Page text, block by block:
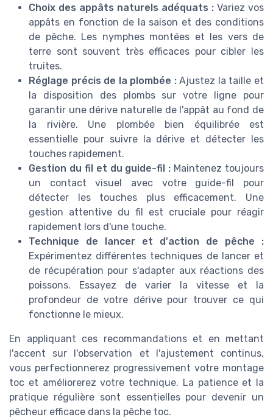
Choix des appâts naturels adéquats : Variez vos
appâts en fonction de la saison et des conditions
de pêche. Les nymphes montées et les vers de
terre sont souvent très efficaces pour cibler les
truites.
Réglage précis de la plombée :Ajustez la taille et
la disposition des plombs sur votre ligne pour
garantir une dérive naturelle de l'appât au fond de
la rivière. Une plombée bien équilibrée est
essentielle pour suivre la dérive et détecter les
touches rapidement.
Gestion du fil et du guide-fil : Maintenez toujours
un contact visuel avec votre guide-fil pour
détecter les touches plus efficacement. Une
gestion attentive du fil est cruciale pour réagir
rapidement lors d'une touche.
Technique de lancer et d'action de pêche :
Expérimentez différentes techniques de lancer et
de récupération pour s'adapter aux réactions des
poissons. Essayez de varier la vitesse et la
profondeur de votre dérive pour trouver ce qui
fonctionne le mieux.
En appliquant ces recommandations et en mettant
l'accent sur l'observation et l'ajustement continus,
vous perfectionnerez progressivement votre montage
toc et améliorerez votre technique. La patience et la
pratique régulière sont essentielles pour devenir un
pêcheur efficace dans la pêche toc.